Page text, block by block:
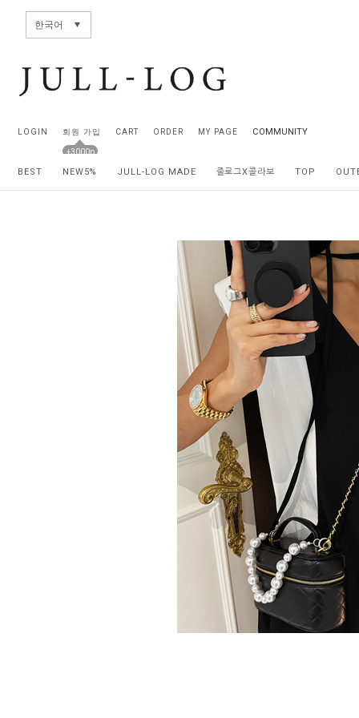
한국어
LOGIN 회원 가입
+3000p
CART ORDER MY PAGE COMMUNITY
BEST NEW5% JULL-LOG MADE 줄로그X콜라보 TOP